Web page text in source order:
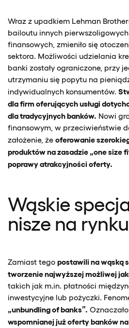
Wraz z upadkiem Lehman
bailoutu innych
finansowych, zmieniło się
sektora. Możliwości udzielania
banki zostały ograniczone, przy
utrzymaniu się popytu na
indywidualnych konsumentów.
dla firm oferujących usługi
dla tradycyjnych banków. Nowi
finansowym, w przeciwieństwie
założenie, że oferowanie
produktów na zasadzie „one size
poprawy atrakcyjności oferty.
Wąskie
nisze na rynku
Zamiast tego postawili na wąską
tworzenie najwyższej możliwej
takich jak m.in. płatności
inwestycyjne lub pożyczki.
„unbundling of banks”.
wspomnianej już oferty banków na